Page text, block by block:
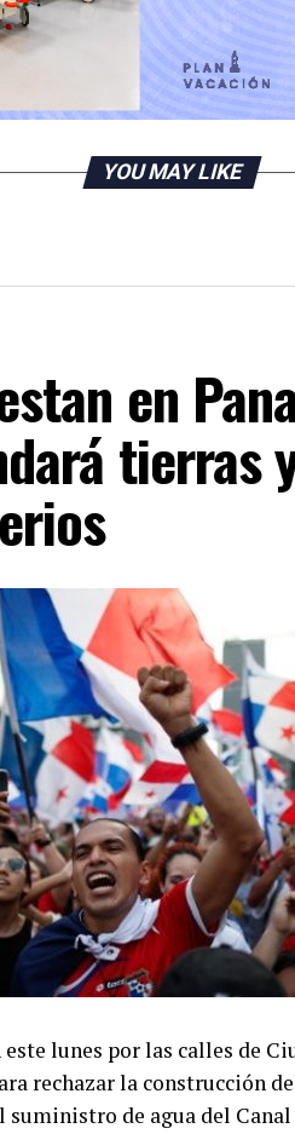
YOU MAY LIKE
en
tierras
lunes por las calles de
rechazar la construcción
de agua del Canal